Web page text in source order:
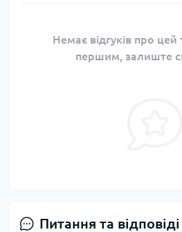
Немає відгуків про цей
першим, залиште
Питання та відповіді